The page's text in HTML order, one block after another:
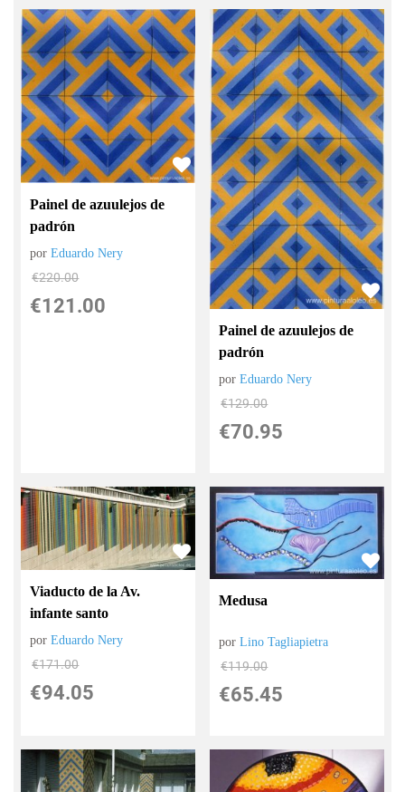
Painel de azuulejos de
padrón
porEduardo Nery
€220.00
€121.00
Painel de azuulejos de
padrón
porEduardo Nery
€129.00
€70.95
Viaducto de la Av.
infante santo
porEduardo Nery
€171.00
€94.05
Medusa
porLino Tagliapietra
€119.00
€65.45